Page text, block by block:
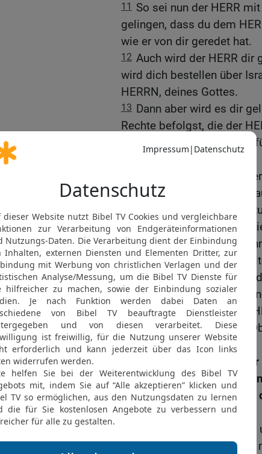
11
So sei nun der HERR
gelingen, dass du dem
wie er von dir geredet hat.
12 Auch wird der HERR dir
wird dich bestellen über
HERRN, deines Gottes.
13 Dann aber wird es dir
Rechte befolgst, die der
Sei getrost und
erschrecken!
Siehe, ich habe in
Haus des HERRN
tausend Zentner Silber,
wiegen ist, denn es ist zu
herbeigeschafft, davon
15 Auch hast du viele
Stein und Holz arbeiten,
16 in Gold, Silber, Bronze
auf und richte es aus! Der
17 Und David gebot allen
zu helfen:
Ist nicht der HERR,
gegeben ringsumher?
meine Hand gegeben,
HERRN und seinem Volk.
So richtet nun euer
euren Gott, zu suchen.